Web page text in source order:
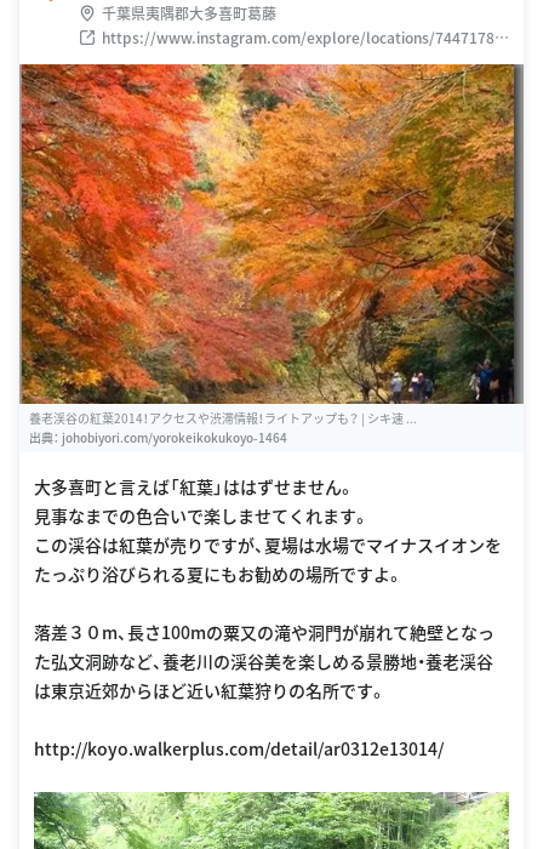
千葉県夷隅郡大多喜町葛藤
https://www.instagram.com/explore/locations/74471789
7/
養老渓谷の紅葉2014！アクセスや渋滞情報！ライトアップも？ | シキ速 ...
出典： johobiyori.com/yorokeikokukoyo-1464
大多喜町と言えば「紅葉」ははずせません。
見事なまでの色合いで楽しませてくれます。
この渓谷は紅葉が売りですが、夏場は水場でマイナスイオンを
たっぷり浴びられる夏にもお勧めの場所ですよ。
落差３０m、長さ100mの粟又の滝や洞門が崩れて絶壁となっ
た弘文洞跡など、養老川の渓谷美を楽しめる景勝地・養老渓谷
は東京近郊からほど近い紅葉狩りの名所です。
http://koyo.walkerplus.com/detail/ar0312e13014/